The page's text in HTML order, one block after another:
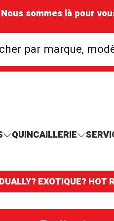
Nous sommes là pour
par marque,
QUINCAILLERIE
EXOTIQUE?